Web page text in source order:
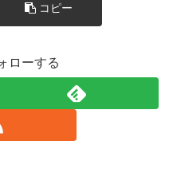
コピー
ローする